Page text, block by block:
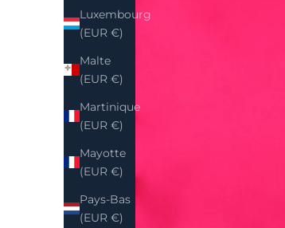
Luxembourg
(EUR €)
Malte
(EUR €)
Martinique
(EUR €)
Mayotte
(EUR €)
Pays-Bas
(EUR €)